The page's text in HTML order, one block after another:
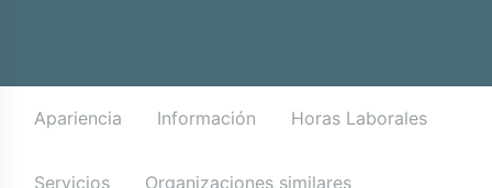
Apariencia Información Horas Laborales
Servicios Organizaciones similares